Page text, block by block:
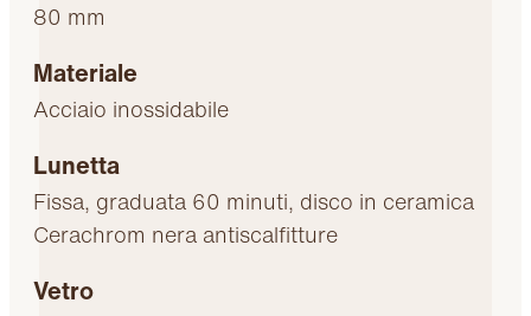
80 mm
Materiale
Acciaio inossidabile
Lunetta
Fissa, graduata 60 minuti, disco in ceramica
Cerachrom nera antiscalfitture
Vetro